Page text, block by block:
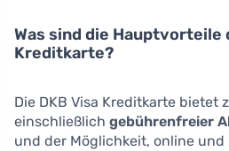
Was sind die Hauptvorteile
Kreditkarte?
Die DKB Visa Kreditkarte bietet
einschließlich gebührenfreier
und der Möglichkeit, online